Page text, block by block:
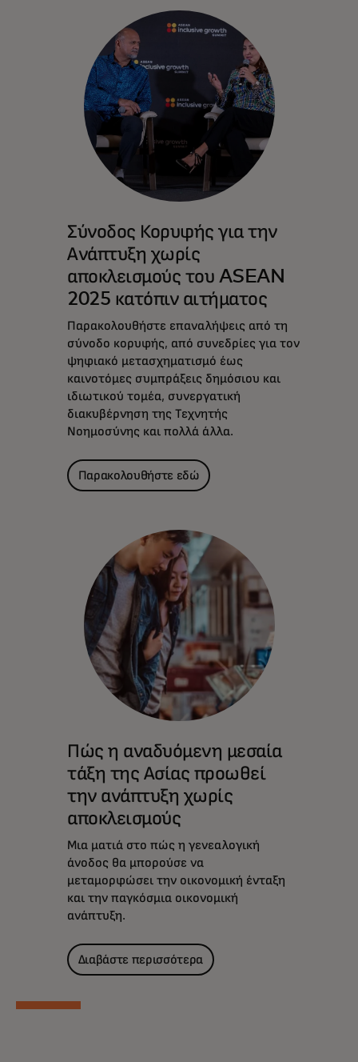
Σύνοδος Κορυφής για την
Ανάπτυξη χωρίς
αποκλεισμούς του ASEAN
2025 κατόπιν αιτήματος
Παρακολουθήστε επαναλήψεις από τη
σύνοδο κορυφής, από συνεδρίες για τον
ψηφιακό μετασχηματισμό έως
καινοτόμες συμπράξεις δημόσιου και
ιδιωτικού τομέα, συνεργατική
διακυβέρνηση της Τεχνητής
Νοημοσύνης και πολλά άλλα.
Παρακολουθήστε εδώ
Πώς η αναδυόμενη μεσαία
τάξη της Ασίας προωθεί
την ανάπτυξη χωρίς
αποκλεισμούς
Μια ματιά στο πώς η γενεαλογική
άνοδος θα μπορούσε να
μεταμορφώσει την οικονομική ένταξη
και την παγκόσμια οικονομική
ανάπτυξη.
Διαβάστε περισσότερα